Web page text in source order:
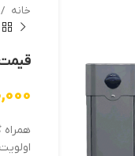
خانه
قیمت
همراه گرامی،